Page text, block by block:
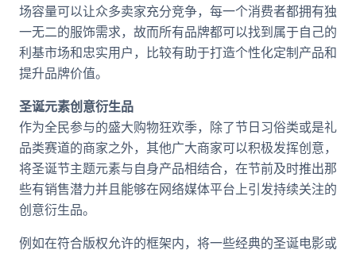
场容量可以让众多卖家充分竞争，每一个消费者都拥有独
一无二的服饰需求，故而所有品牌都可以找到属于自己的
利基市场和忠实用户，比较有助于打造个性化定制产品和
提升品牌价值。
圣诞元素创意衍生品
作为全民参与的盛大购物狂欢季，除了节日习俗类或是礼
品类赛道的商家之外，其他广大商家可以积极发挥创意，
将圣诞节主题元素与自身产品相结合，在节前及时推出那
些有销售潜力并且能够在网络媒体平台上引发持续关注的
创意衍生品。
例如在符合版权允许的框架内，将一些经典的圣诞电影或